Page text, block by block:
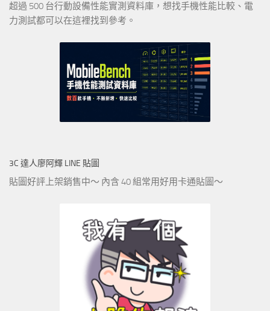
超過 500 台行動設備性能實測資料庫，想找手機性能比較、電
力測試都可以在這裡找到參考。
3C 達人廖阿輝 LINE 貼圖
貼圖好評上架銷售中～ 內含 40 組常用好用卡通貼圖～